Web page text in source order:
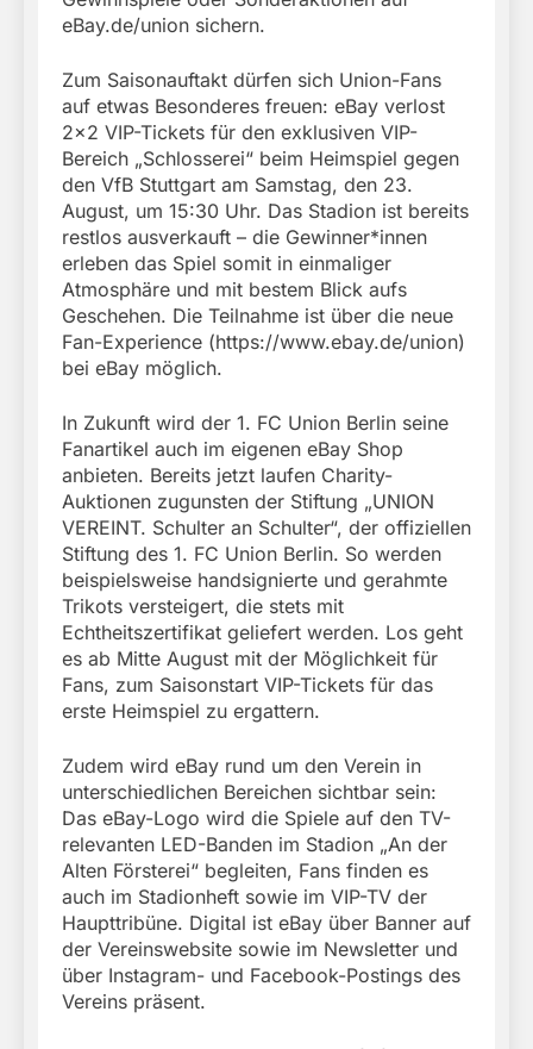
eBay.de/union sichern.
Zum Saisonauftakt dürfen sich Union-Fans
auf etwas Besonderes freuen: eBay verlost
2×2 VIP-Tickets für den exklusiven VIP-
Bereich „Schlosserei“ beim Heimspiel gegen
den VfB Stuttgart am Samstag, den 23.
August, um 15:30 Uhr. Das Stadion ist bereits
restlos ausverkauft – die Gewinner*innen
erleben das Spiel somit in einmaliger
Atmosphäre und mit bestem Blick aufs
Geschehen. Die Teilnahme ist über die neue
Fan-Experience (https://www.ebay.de/union)
bei eBay möglich.
In Zukunft wird der 1. FC Union Berlin seine
Fanartikel auch im eigenen eBay Shop
anbieten. Bereits jetzt laufen Charity-
Auktionen zugunsten der Stiftung „UNION
VEREINT. Schulter an Schulter“, der offiziellen
Stiftung des 1. FC Union Berlin. So werden
beispielsweise handsignierte und gerahmte
Trikots versteigert, die stets mit
Echtheitszertifikat geliefert werden. Los geht
es ab Mitte August mit der Möglichkeit für
Fans, zum Saisonstart VIP-Tickets für das
erste Heimspiel zu ergattern.
Zudem wird eBay rund um den Verein in
unterschiedlichen Bereichen sichtbar sein:
Das eBay-Logo wird die Spiele auf den TV-
relevanten LED-Banden im Stadion „An der
Alten Försterei“ begleiten, Fans finden es
auch im Stadionheft sowie im VIP-TV der
Haupttribüne. Digital ist eBay über Banner auf
der Vereinswebsite sowie im Newsletter und
über Instagram- und Facebook-Postings des
Vereins präsent.